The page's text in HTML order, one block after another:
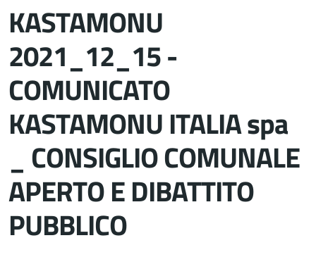
KASTAMONU
2021_12_15 -
COMUNICATO
KASTAMONU ITALIA spa
_ CONSIGLIO COMUNALE
APERTO E DIBATTITO
PUBBLICO